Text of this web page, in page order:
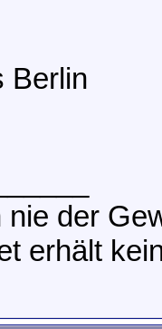
Berlin
der
erhält